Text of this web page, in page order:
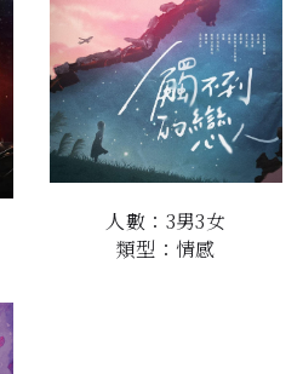
人數：3男3女
類型：情感